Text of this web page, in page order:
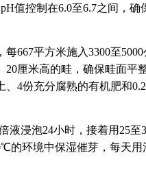
值控制在6.0至6.7之间，确
667平方米施入3300至5000
20厘米高的畦，确保畦面平
4份充分腐熟的有机肥和
液浸泡24小时，接着用25
的环境中保湿催芽，每天用